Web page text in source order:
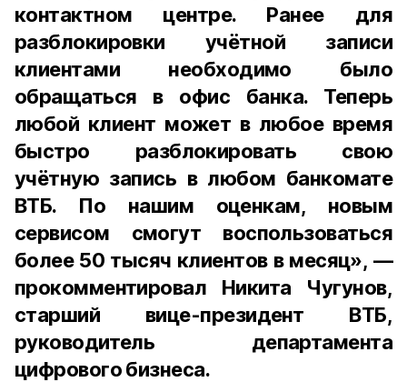
контактном центре. Ранее для
разблокировки учётной записи
клиентами необходимо было
обращаться в офис банка. Теперь
любой клиент может в любое время
быстро разблокировать свою
учётную запись в любом банкомате
ВТБ. По нашим оценкам, новым
сервисом смогут воспользоваться
более 50 тысяч клиентов в месяц», —
прокомментировал Никита Чугунов,
старший вице-президент ВТБ,
руководитель департамента
цифрового бизнеса.